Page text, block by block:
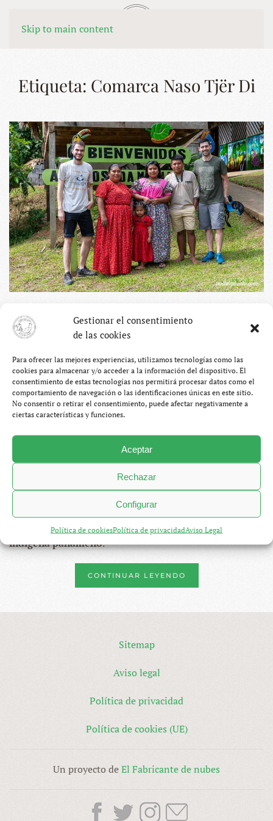
Gestionar el consentimiento
de las cookies
Para ofrecer las mejores experiencias, utilizamos tecnologías como las
cookies para almacenar y/o acceder a la información del dispositivo. El
consentimiento de estas tecnologías nos permitirá procesar datos como el
comportamiento de navegación o las identificaciones únicas en este sitio.
No consentir o retirar el consentimiento, puede afectar negativamente a
ciertas características y funciones.
Aceptar
Rechazar
Configurar
Política de cookiesPolítica de privacidadAviso Legal
Skip to main content
MENÚ
Etiqueta: Comarca Naso Tjër Di
La comarca Naso Tjër Di – El
poder del río
ABRIL 17, 2024
SERGIO OTEGUI PALACIOS
BLOG, PANAMÁ NO HAY COMENTARIOS
EN
LA
DI
PODER
DEL
RÍO
Cuando llegamos a la comarca Naso Tër Di, sobrevolamos
con el dron el río en torno al que fluye esta comunidad
indígena. Sin embargo, el aparato tuvo un fallo extraño y
le perdimos la pista. Lo que nosotros tratamos de
entender como un problema técnico, los nasos lo
achacaron a los designios de su río al que le han otorgado
un valor místico.Así es la vida en este territorio
indígena panameño.
CONTINUAR LEYENDO
Sitemap
Aviso legal
Política de privacidad
Política de cookies (UE)
Un proyecto deEl Fabricante de nubes